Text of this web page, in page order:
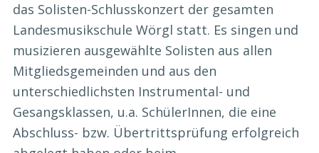
das Solisten-Schlusskonzert der gesamten
Landesmusikschule Wörgl statt. Es singen und
musizieren ausgewählte Solisten aus allen
Mitgliedsgemeinden und aus den
unterschiedlichsten Instrumental- und
Gesangsklassen, u.a. SchülerInnen, die eine
Abschluss- bzw. Übertrittsprüfung erfolgreich